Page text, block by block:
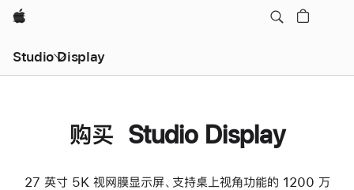
Apple
Studio Display
购买 Studio Display
27 英寸 5K 视网膜显示屏、支持桌上视角功能的 1200 万